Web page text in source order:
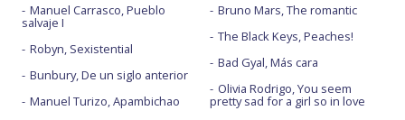
Manuel Carrasco, Pueblo
salvaje I
Robyn, Sexistential
Bunbury, De un siglo anterior
Manuel Turizo, Apambichao
Bruno Mars, The romantic
The Black Keys, Peaches!
Bad Gyal, Más cara
Olivia Rodrigo, You seem
pretty sad for a girl so in love